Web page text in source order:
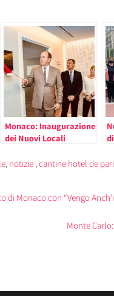
Monaco: Inaugurazione
dei Nuovi Locali
del Lavoro
, notizie ,cantine hotel de
Monaco con “Vengo
Monte